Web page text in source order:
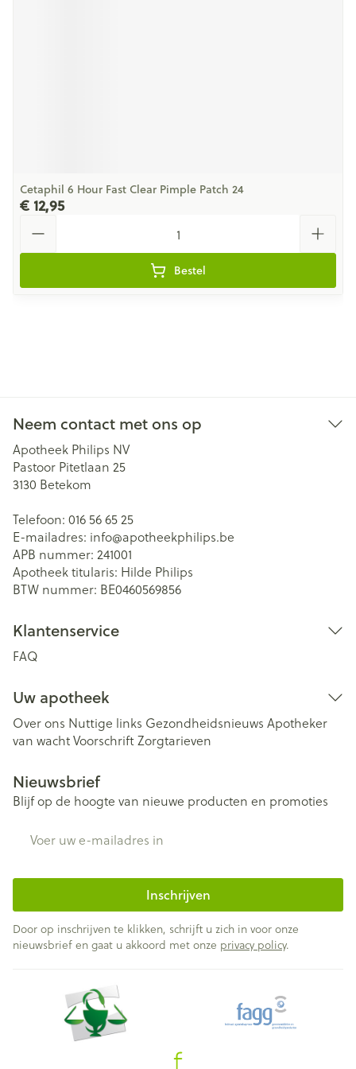
Cetaphil 6 Hour Fast Clear Pimple Patch 24
€ 12,95
Bestel
Neem contact met ons op
Apotheek Philips NV
Pastoor Pitetlaan 25
3130 Betekom
Telefoon: 016 56 65 25
E-mailadres: info@apotheekphilips.be
APB nummer: 241001
Apotheek titularis: Hilde Philips
BTW nummer: BE0460569856
Klantenservice
FAQ
Uw apotheek
Over ons Nuttige links Gezondheidsnieuws Apotheker
van wachtVoorschriftZorgtarieven
Nieuwsbrief
Blijf op de hoogte van nieuwe producten en promoties
Inschrijven
Door op inschrijven te klikken, schrijft u zich in voor onze
nieuwsbrief en gaat u akkoord met onze privacy policy.